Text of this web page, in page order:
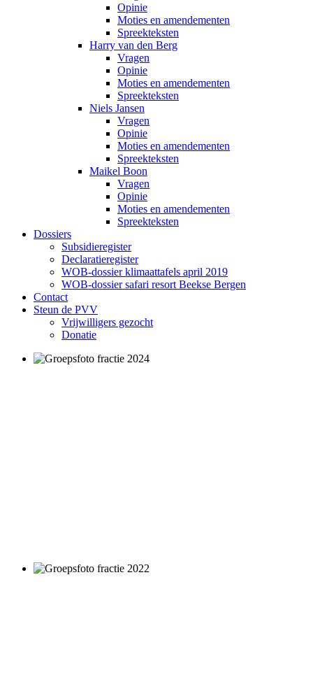
Opinie
Moties en amendementen
Spreekteksten
Harry van den Berg
Vragen
Opinie
Moties en amendementen
Spreekteksten
Niels Jansen
Vragen
Opinie
Moties en amendementen
Spreekteksten
Maikel Boon
Vragen
Opinie
Moties en amendementen
Spreekteksten
Dossiers
Subsidieregister
Declaratieregister
WOB-dossier klimaattafels april 2019
WOB-dossier safari resort Beekse Bergen
Contact
Steun de PVV
Vrijwilligers gezocht
Donatie